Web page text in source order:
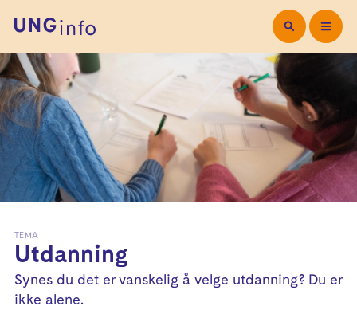
TEMA
Utdanning
Synes du det er vanskelig å velge utdanning? Du er
ikke alene.